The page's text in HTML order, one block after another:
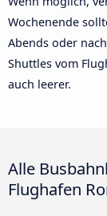
Wochenende
Abends oder
Shuttles vom
auch leerer.
Alle
Flughafen